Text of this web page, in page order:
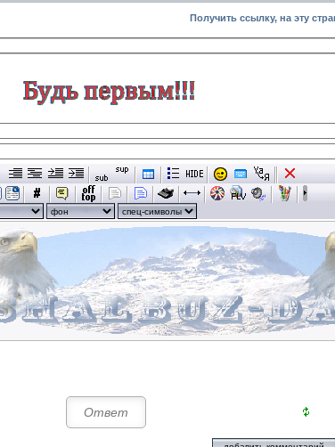
Получить ссылку, на эту